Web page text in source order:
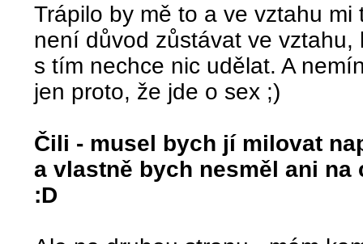
Trápilo by mě to a ve vztahu
není důvod zůstávat ve
s tím nechce nic udělat. A
jen proto, že jde o sex ;)
Čili - musel bych jí milovat
a vlastně bych nesměl ani
:D